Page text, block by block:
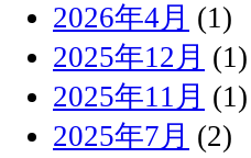
2026年4月 (1)
2025年12月 (1)
2025年11月 (1)
2025年7月 (2)